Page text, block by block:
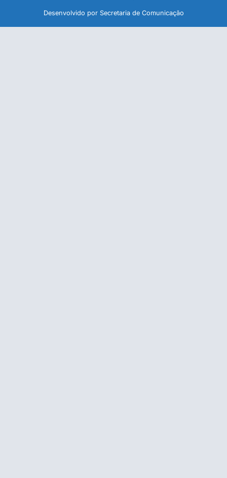
Desenvolvido por Secretaria de Comunicação